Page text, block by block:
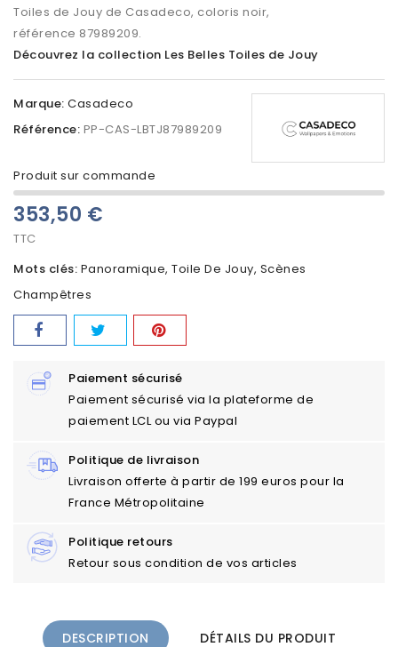
Toiles de Jouy de Casadeco, coloris noir,
référence 87989209.
Découvrez la collection Les Belles Toiles de Jouy
Marque: Casadeco
Référence: PP-CAS-LBTJ87989209
Produit sur commande
353,50 €
TTC
Mots clés: Panoramique Toile De Jouy Scènes
Champêtres
Paiement sécurisé
Paiement sécurisé via la plateforme de
paiement LCL ou via Paypal
Politique de livraison
Livraison offerte à partir de 199 euros pour la
France Métropolitaine
Politique retours
Retour sous condition de vos articles
DESCRIPTION DÉTAILS DU PRODUIT